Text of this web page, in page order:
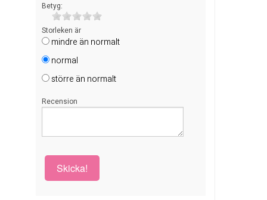
Betyg:
Storleken är
mindre än normalt
normal
större än normalt
Recension
Skicka!